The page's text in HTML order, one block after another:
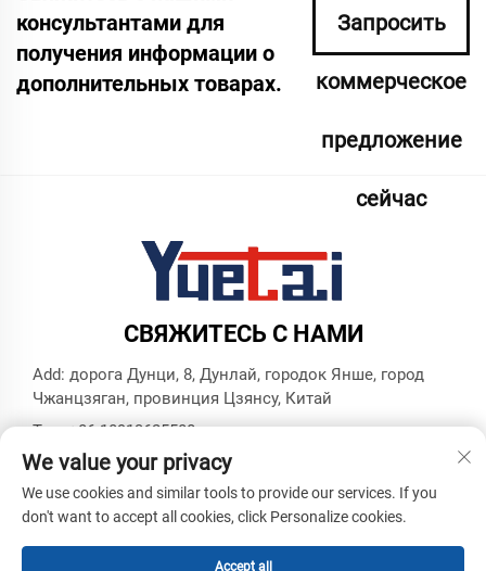
консультантами для
получения информации о
дополнительных товарах.
Запросить
коммерческое
предложение
сейчас
СВЯЖИТЕСЬ С НАМИ
Add: дорога Дунци, 8, Дунлай, городок Янше, город
Чжанцзяган, провинция Цзянсу, Китай
Тел.:+86 18913625580
Эл. почта: [email protected]
Политика конфиденциальности
We value your privacy
We use cookies and similar tools to provide our services. If you
don't want to accept all cookies, click Personalize cookies.
Accept all